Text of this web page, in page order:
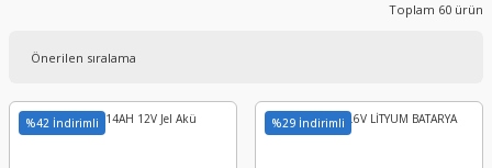
Toplam 60 ürün
%42 İndirimli %29 İndirimli